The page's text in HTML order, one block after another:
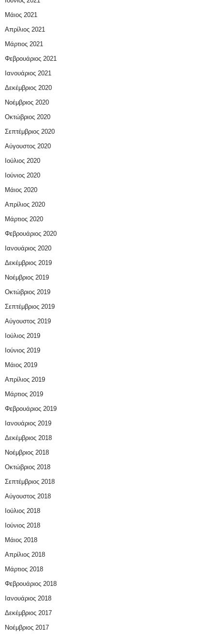
Μάιος 2021
Απρίλιος 2021
Μάρτιος 2021
Φεβρουάριος 2021
Ιανουάριος 2021
Δεκέμβριος 2020
Νοέμβριος 2020
Οκτώβριος 2020
Σεπτέμβριος 2020
Αύγουστος 2020
Ιούλιος 2020
Ιούνιος 2020
Μάιος 2020
Απρίλιος 2020
Μάρτιος 2020
Φεβρουάριος 2020
Ιανουάριος 2020
Δεκέμβριος 2019
Νοέμβριος 2019
Οκτώβριος 2019
Σεπτέμβριος 2019
Αύγουστος 2019
Ιούλιος 2019
Ιούνιος 2019
Μάιος 2019
Απρίλιος 2019
Μάρτιος 2019
Φεβρουάριος 2019
Ιανουάριος 2019
Δεκέμβριος 2018
Νοέμβριος 2018
Οκτώβριος 2018
Σεπτέμβριος 2018
Αύγουστος 2018
Ιούλιος 2018
Ιούνιος 2018
Μάιος 2018
Απρίλιος 2018
Μάρτιος 2018
Φεβρουάριος 2018
Ιανουάριος 2018
Δεκέμβριος 2017
Νοέμβριος 2017